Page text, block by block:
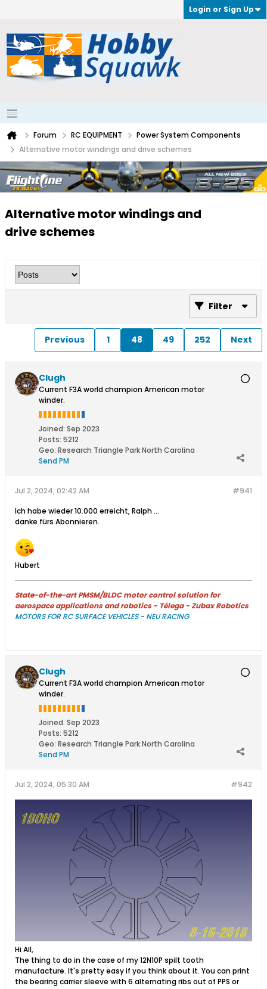
Login or Sign Up
Forum RC EQUIPMENT
Power System Components
Alternative motor windings and drive schemes
Alternative motor windings and
drive schemes
Filter
Previous 1 48 49 252 Next
Clugh
Current F3A world champion American motor
winder.
Joined: Sep 2023
Posts: 5212
Geo: Research Triangle Park North Carolina
Send PM
#941
Jul 2, 2024, 02:42 AM
Ich habe wieder 10.000 erreicht, Ralph ...
danke fürs Abonnieren.​
Hubert
State-of-the-art PMSM/BLDC motor control solution for
aerospace applications and robotics - Télega - Zubax Robotics
MOTORS FOR RC SURFACE VEHICLES - NEU RACING
Clugh
Current F3A world champion American motor
winder.
Joined: Sep 2023
Posts: 5212
Geo: Research Triangle Park North Carolina
Send PM
#942
Jul 2, 2024, 05:30 AM
Hi All,
The thing to do in the case of my 12N10P spilt tooth
manufacture. It's pretty easy if you think about it. You can print
the bearing carrier sleeve with 6 alternating ribs out of PPS or